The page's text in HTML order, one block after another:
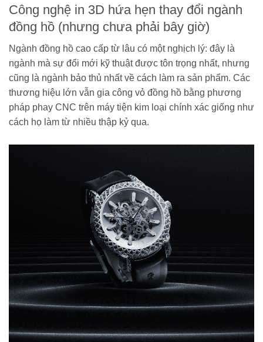
Công nghệ in 3D hứa hẹn thay đổi ngành
đồng hồ (nhưng chưa phải bây giờ)
Ngành đồng hồ cao cấp từ lâu có một nghịch lý: đây là
ngành mà sự đổi mới kỹ thuật được tôn trọng nhất, nhưng
cũng là ngành bảo thủ nhất về cách làm ra sản phẩm. Các
thương hiệu lớn vẫn gia công vỏ đồng hồ bằng phương
pháp phay CNC trên máy tiện kim loại chính xác giống như
cách họ làm từ nhiều thập kỷ qua.